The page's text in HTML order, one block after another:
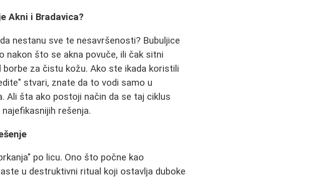
Akni i Bradavica?
nestanu sve te nesavršenosti? Bubuljice
nakon što se akna povuče, ili čak sitni
za čistu kožu. Ako ste ikada koristili
stvari, znate da to vodi samo u
Ali šta ako postoji način da se taj ciklus
rešenja.
po licu. Ono što počne kao
u destruktivni ritual koji ostavlja duboke